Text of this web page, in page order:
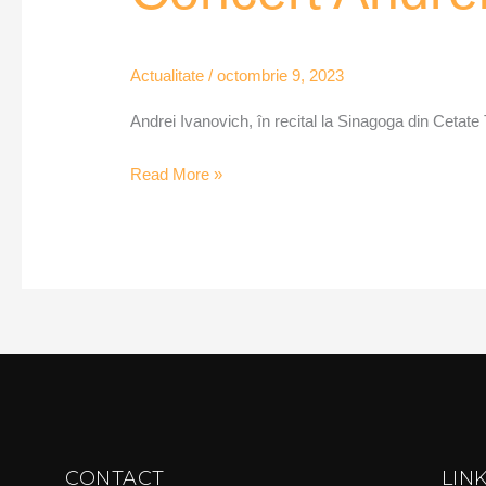
Actualitate /octombrie 9, 2023
Andrei Ivanovich, în recital la Sinagoga din Cetate
QubArena
Read More »
CONTACT